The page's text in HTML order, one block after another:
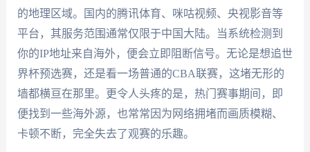
的地理区域。国内的腾讯体育、咪咕视频、央视影音等
平台，其服务范围通常仅限于中国大陆。当系统检测到
你的IP地址来自海外，便会立即阻断信号。无论是想追世
界杯预选赛，还是看一场普通的CBA联赛，这堵无形的
墙都横亘在那里。更令人头疼的是，热门赛事期间，即
便找到一些海外源，也常常因为网络拥堵而画质模糊、
卡顿不断，完全失去了观赛的乐趣。